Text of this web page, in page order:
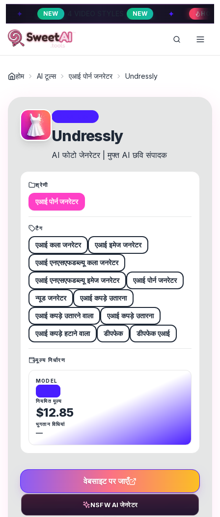
4 VIDEO STYLES HOT 4 VIDEO
होम AI टूल्स एआई पोर्न जनरेटर Undressly
Undressly
AI फोटो जेनरेटर | मुफ्त AI छवि संपादक
श्रेणी
एआई पोर्न जनरेटर
टैग
एआई कला जनरेटर एआई इमेज जनरेटर
एआई एनएसएफडब्ल्यू कला जनरेटर
एआई एनएसएफडब्ल्यू इमेज जनरेटर एआई पोर्न जनरेटर
न्यूड जनरेटर एआई कपड़े उतारना
एआई कपड़े उतारने वाला एआई कपड़े उतारना
एआई कपड़े हटाने वाला डीपफेक डीपफेक एआई
मूल्य निर्धारण
MODEL
नियमित मूल्य
$12.85
भुगतान विधियां
—
वेबसाइट पर जाएँ
NSFW AI जेनरेटर